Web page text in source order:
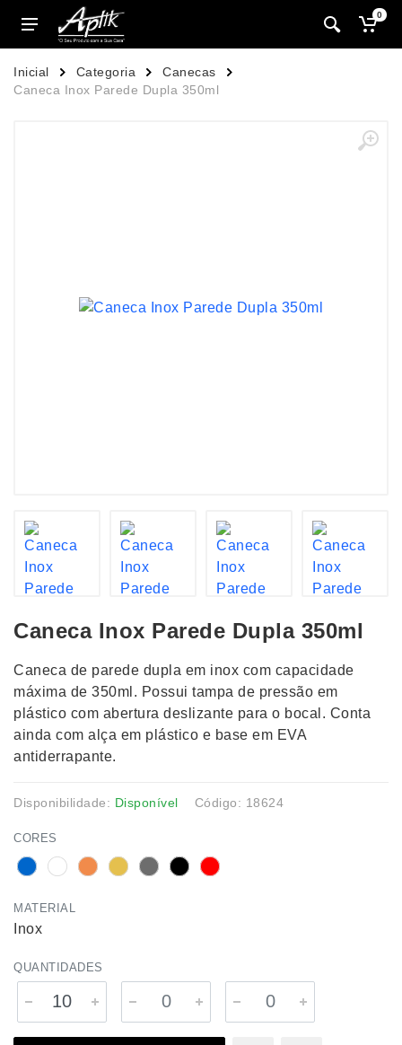
0
Inicial Categoria
Canecas
Caneca Inox Parede Dupla 350ml
Caneca Inox Parede Dupla 350ml
Caneca de parede dupla em inox com capacidade
máxima de 350ml. Possui tampa de pressão em
plástico com abertura deslizante para o bocal. Conta
ainda com alça em plástico e base em EVA
antiderrapante.
Disponibilidade: Disponível Código: 18624
CORES
MATERIAL
Inox
QUANTIDADES